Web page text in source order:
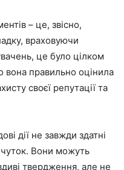
– це, звісно,
враховуючи
це було цілком
правильно оцінила
своєї репутації та
дії не завжди здатні
Вони можуть
твердження, але не